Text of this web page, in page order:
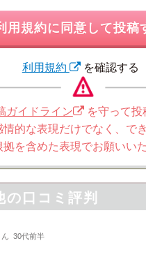
用規約に同意して投稿
利用規約 を確認する
ガイドライン
を守って投
的な表現だけでなく、で
を含めた表現でお願いいた
の口コミ評判
30代前半